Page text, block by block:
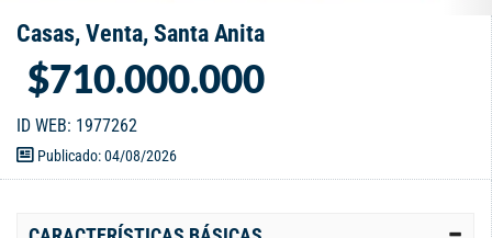
Casas, Venta, Santa Anita
$710.000.000
ID WEB: 1977262
Publicado: 04/08/2026